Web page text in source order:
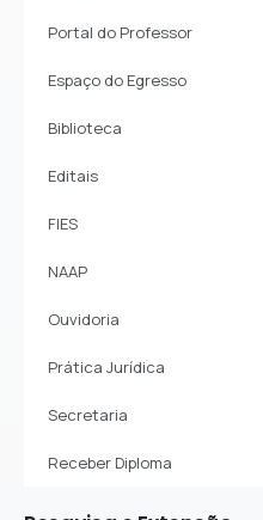
Portal do Professor
Espaço do Egresso
Biblioteca
Editais
FIES
NAAP
Ouvidoria
Prática Jurídica
Secretaria
Receber Diploma